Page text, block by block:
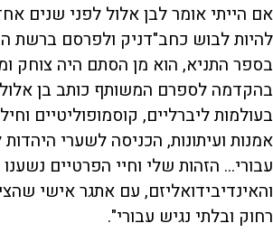
אם הייתי אומר לבן אלול לפני שנים
להיות לבוש כחב"דניק ולפרסם ברשת
בספר התניא, הוא מן הסתם היה צוחק
בהקדמה לספרם המשותף כותב בן
בעולמות ליברליים, קוסמופוליטיים
אמנות ועיתונות, הכניסה לשערי
עבורי... הזהות שלי וחיי הפרטיים
והאינדיבידואליזם, עם אתגר אישי
רחוק ובלתי נגיש עבורי".